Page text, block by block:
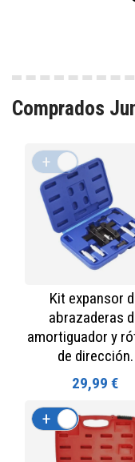
Comprados
Kit expansor
abrazaderas
amortiguador y
de dirección.
29,99 €
+
+ -